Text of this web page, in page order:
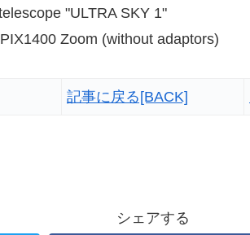
"ULTRA SKY 1"
Zoom (without adaptors)
記事に戻る[BACK]
シェアする